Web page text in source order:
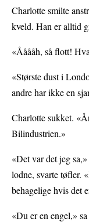
Charlotte smilte
kveld. Han er alltid
«Ååååh, så flott!
«Største dust i
andre har ikke en
Charlotte sukket.
Bilindustrien.»
«Det var det jeg
lodne, svarte tøfler.
behagelige hvis det
«Du er en engel,»